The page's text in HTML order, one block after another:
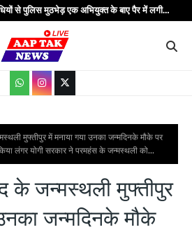
से पुलिस मुठभेड़ एक अभियुक्त के बाए पैर में लगी
के गिरोह के कुल पाँच अपराधी गिरफ्तार मौके पर पुलिस
मौजूद...
मुफ्तीपुर में मनाया गया उनका जन्मदिनके मौके पर
लंगर योगी सरकार ने परमहंस के जन्मस्थली को...
के जन्मस्थली मुफ्तीपुर
जन्मदिनके मौके